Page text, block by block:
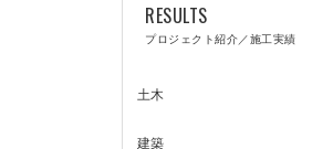
RESULTS
プロジェクト紹介／施工実績
土木
建築